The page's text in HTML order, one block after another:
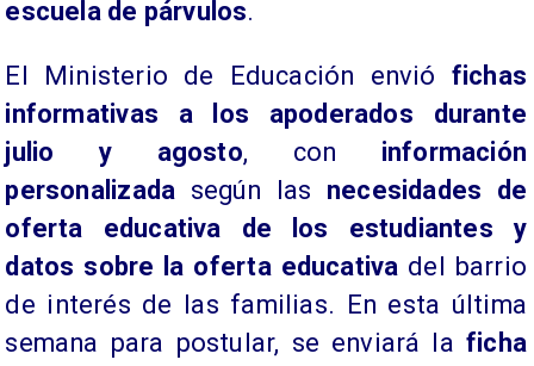
escuela de párvulos.
El Ministerio de Educación envió fichas
informativas a los apoderados durante
julio y agosto, con información
personalizada según las necesidades de
oferta educativa de los estudiantes y
datos sobre la oferta educativa del barrio
de interés de las familias. En esta última
semana para postular, se enviará la ficha